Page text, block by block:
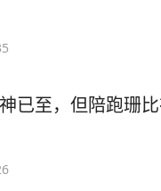
已至，但陪跑珊